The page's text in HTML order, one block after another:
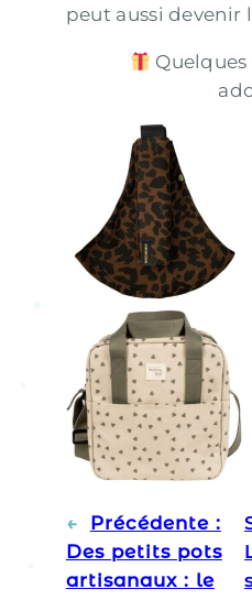
peut aussi devenir
Quelques
Porte bébé
enfant Brown
Leopard
Sac isotherme
biberons coeurs
Poppy
←
Précédente :
Des petits pots
artisanaux : le